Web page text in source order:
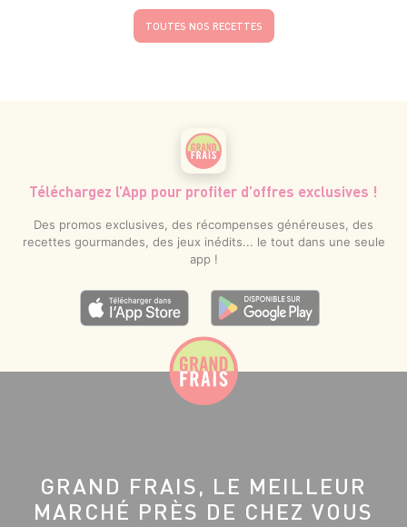
TOUTES NOS RECETTES
Téléchargez l’App pour profiter d’offres exclusives !
Des promos exclusives, des récompenses généreuses, des
recettes gourmandes, des jeux inédits... le tout dans une seule
app !
GRAND FRAIS, LE MEILLEUR
MARCHÉ PRÈS DE CHEZ VOUS